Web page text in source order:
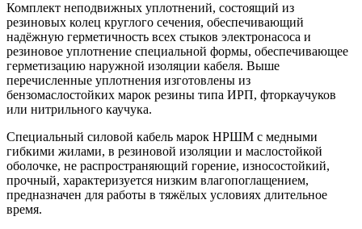
Комплект неподвижных уплотнений, состоящий из
резиновых колец круглого сечения, обеспечивающий
надёжную герметичность всех стыков электронасоса и
резиновое уплотнение специальной формы, обеспечивающее
герметизацию наружной изоляции кабеля. Выше
перечисленные уплотнения изготовлены из
бензомаслостойких марок резины типа ИРП, фторкаучуков
или нитрильного каучука.
Специальный силовой кабель марок НРШМ с медными
гибкими жилами, в резиновой изоляции и маслостойкой
оболочке, не распространяющий горение, износостойкий,
прочный, характеризуется низким влагопоглащением,
предназначен для работы в тяжёлых условиях длительное
время.